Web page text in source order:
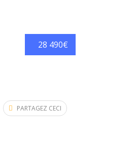
28 490€
PARTAGEZ CECI